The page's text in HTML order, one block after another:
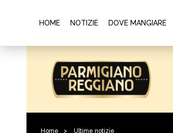
HOME NOTIZIE DOVE MANGIARE
Home > Ultime notizie